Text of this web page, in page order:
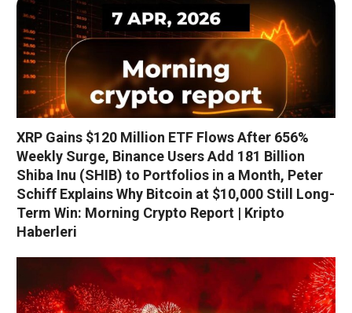
XRP Gains $120 Million ETF Flows After 656%
Weekly Surge, Binance Users Add 181 Billion
Shiba Inu (SHIB) to Portfolios in a Month, Peter
Schiff Explains Why Bitcoin at $10,000 Still Long-
Term Win: Morning Crypto Report | Kripto
Haberleri